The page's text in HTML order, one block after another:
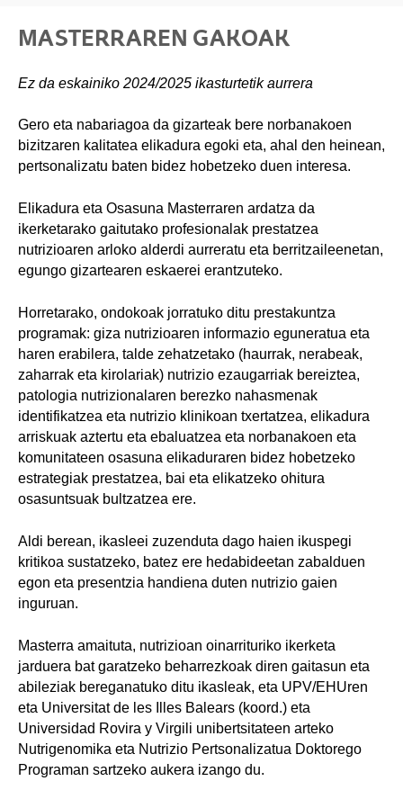
MASTERRAREN GAKOAK
Ez da eskainiko 2024/2025 ikasturtetik aurrera
Gero eta nabariagoa da gizarteak bere norbanakoen
bizitzaren kalitatea elikadura egoki eta, ahal den heinean,
pertsonalizatu baten bidez hobetzeko duen interesa.
Elikadura eta Osasuna Masterraren ardatza da
ikerketarako gaitutako profesionalak prestatzea
nutrizioaren arloko alderdi aurreratu eta berritzaileenetan,
egungo gizartearen eskaerei erantzuteko.
Horretarako, ondokoak jorratuko ditu prestakuntza
programak: giza nutrizioaren informazio eguneratua eta
haren erabilera, talde zehatzetako (haurrak, nerabeak,
zaharrak eta kirolariak) nutrizio ezaugarriak bereiztea,
patologia nutrizionalaren berezko nahasmenak
identifikatzea eta nutrizio klinikoan txertatzea, elikadura
arriskuak aztertu eta ebaluatzea eta norbanakoen eta
komunitateen osasuna elikaduraren bidez hobetzeko
estrategiak prestatzea, bai eta elikatzeko ohitura
osasuntsuak bultzatzea ere.
Aldi berean, ikasleei zuzenduta dago haien ikuspegi
kritikoa sustatzeko, batez ere hedabideetan zabalduen
egon eta presentzia handiena duten nutrizio gaien
inguruan.
Masterra amaituta, nutrizioan oinarrituriko ikerketa
jarduera bat garatzeko beharrezkoak diren gaitasun eta
abileziak bereganatuko ditu ikasleak, eta UPV/EHUren
eta Universitat de les Illes Balears (koord.) eta
Universidad Rovira y Virgili unibertsitateen arteko
Nutrigenomika eta Nutrizio Pertsonalizatua Doktorego
Programan sartzeko aukera izango du.